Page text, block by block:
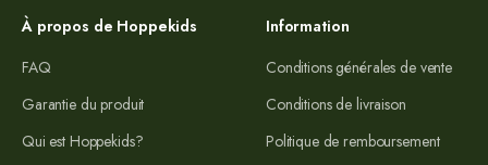
À propos de Hoppekids
FAQ
Garantie du produit
Qui est Hoppekids?
Information
Conditions générales de vente
Conditions de livraison
Politique de remboursement